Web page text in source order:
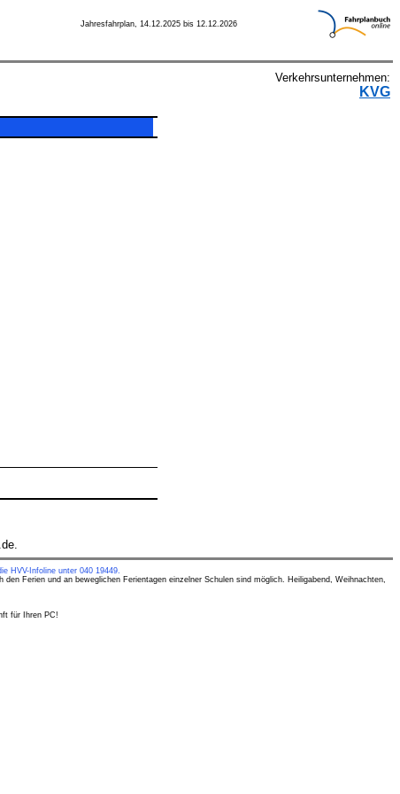
Jahresfahrplan, 14.12.2025 bis 12.12.2026
Verkehrsunternehmen:
KVG
HVV-Infoline unter 040 19449.
Ferien und an beweglichen Ferientagen einzelner Schulen sind möglich. Heiligabend, Weihnachten,
für Ihren PC!